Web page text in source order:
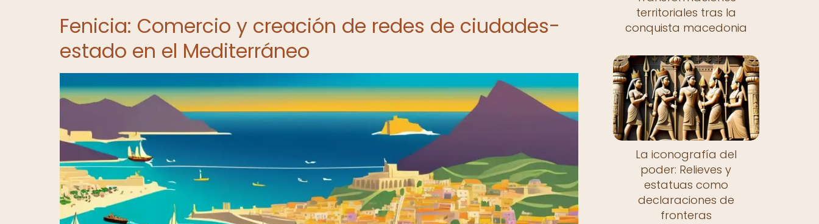
Fenicia: Comercio y creación de redes de ciudades-
estado en el Mediterráneo
territoriales tras la
conquista macedonia
La iconografía del
poder: Relieves y
estatuas como
declaraciones de
fronteras